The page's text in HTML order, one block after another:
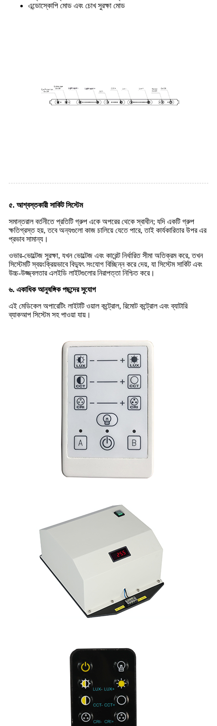
এন্ডোস্কোপি মোড এবং চোখ সুরক্ষা মোড
৫. আশ্বস্তকারী সার্কিট সিস্টেম
সমান্তরাল বর্তনীতে প্রতিটি গ্রুপ একে অপরের থেকে স্বাধীন; যদি একটি গ্রুপ
ক্ষতিগ্রস্ত হয়, তবে অন্যগুলো কাজ চালিয়ে যেতে পারে, তাই কার্যকারিতার উপর এর
প্রভাব সামান্য।
ওভার-ভোল্টেজ সুরক্ষা, যখন ভোল্টেজ এবং কারেন্ট নির্ধারিত সীমা অতিক্রম করে, তখন
সিস্টেমটি স্বয়ংক্রিয়ভাবে বিদ্যুৎ সংযোগ বিচ্ছিন্ন করে দেয়, যা সিস্টেম সার্কিট এবং
উচ্চ-উজ্জ্বলতার এলইডি লাইটগুলোর নিরাপত্তা নিশ্চিত করে।
৬. একাধিক আনুষঙ্গিক পছন্দের সুযোগ
এই মেডিকেল অপারেটিং লাইটটি ওয়াল কন্ট্রোল, রিমোট কন্ট্রোল এবং ব্যাটারি
ব্যাকআপ সিস্টেম সহ পাওয়া যায়।